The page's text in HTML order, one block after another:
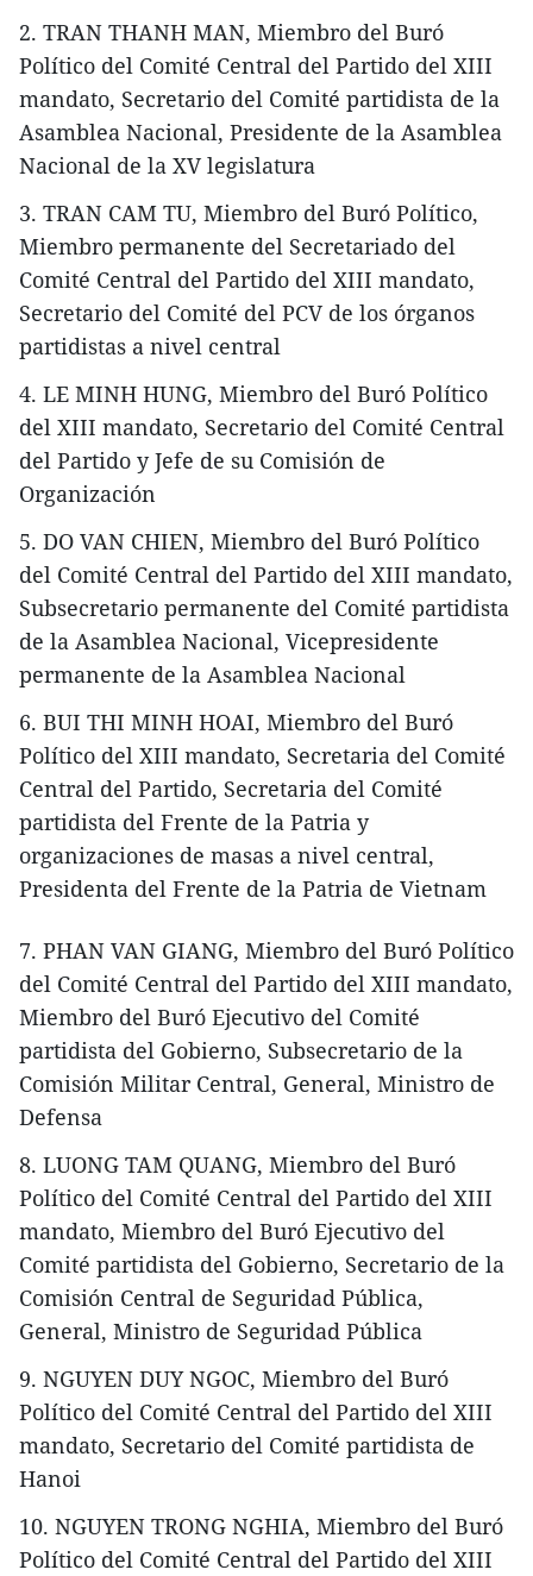
2. TRAN THANH MAN, Miembro del Buró
Político del Comité Central del Partido del XIII
mandato, Secretario del Comité partidista de la
Asamblea Nacional, Presidente de la Asamblea
Nacional de la XV legislatura
3. TRAN CAM TU, Miembro del Buró Político,
Miembro permanente del Secretariado del
Comité Central del Partido del XIII mandato,
Secretario del Comité del PCV de los órganos
partidistas a nivel central
4. LE MINH HUNG, Miembro del Buró Político
del XIII mandato, Secretario del Comité Central
del Partido y Jefe de su Comisión de
Organización
5. DO VAN CHIEN, Miembro del Buró Político
del Comité Central del Partido del XIII mandato,
Subsecretario permanente del Comité partidista
de la Asamblea Nacional, Vicepresidente
permanente de la Asamblea Nacional
6. BUI THI MINH HOAI, Miembro del Buró
Político del XIII mandato, Secretaria del Comité
Central del Partido, Secretaria del Comité
partidista del Frente de la Patria y
organizaciones de masas a nivel central,
Presidenta del Frente de la Patria de Vietnam
7. PHAN VAN GIANG, Miembro del Buró Político
del Comité Central del Partido del XIII mandato,
Miembro del Buró Ejecutivo del Comité
partidista del Gobierno, Subsecretario de la
Comisión Militar Central, General, Ministro de
Defensa
8. LUONG TAM QUANG, Miembro del Buró
Político del Comité Central del Partido del XIII
mandato, Miembro del Buró Ejecutivo del
Comité partidista del Gobierno, Secretario de la
Comisión Central de Seguridad Pública,
General, Ministro de Seguridad Pública
9. NGUYEN DUY NGOC, Miembro del Buró
Político del Comité Central del Partido del XIII
mandato, Secretario del Comité partidista de
Hanoi
10. NGUYEN TRONG NGHIA, Miembro del Buró
Político del Comité Central del Partido del XIII